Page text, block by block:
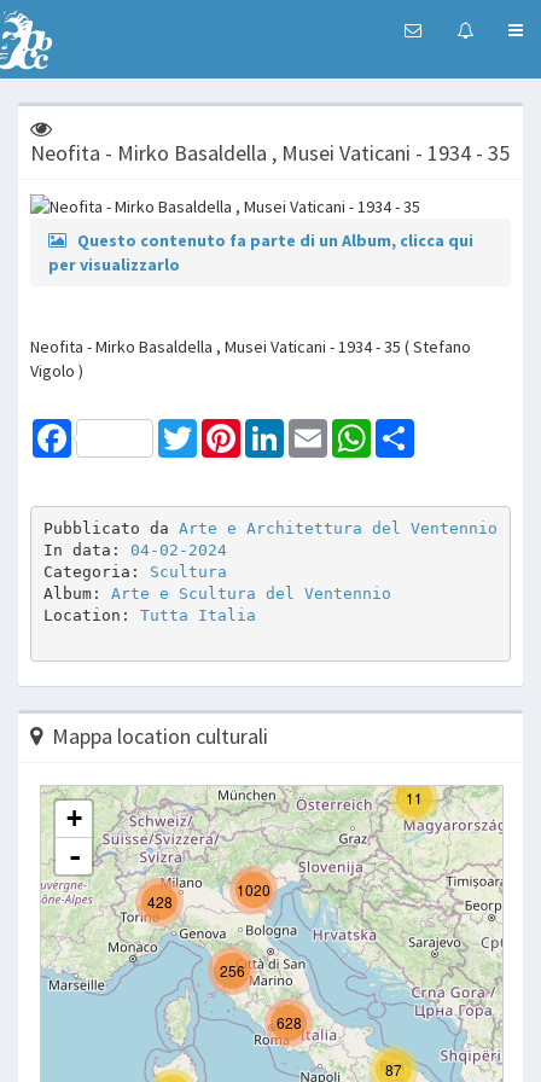
Neofita - Mirko Basaldella , Musei Vaticani - 1934 - 35
Questo contenuto fa parte di un Album, clicca qui
per visualizzarlo
Neofita - Mirko Basaldella , Musei Vaticani - 1934 - 35 ( Stefano
Vigolo )
Facebook TwitterPinterestLinkedInEmail WhatsApp
Pubblicato da Arte e Architettura del Ventennio
In data: 04-02-2024
Categoria: Scultura
Album: Arte e Scultura del Ventennio
Location: Tutta Italia
Mappa location culturali